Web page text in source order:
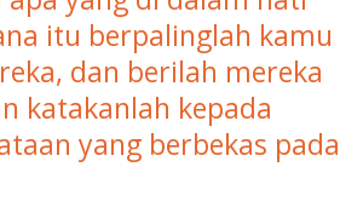
itu berpalinglah kamu
dan berilah mereka
katakanlah kepada
yang berbekas pada